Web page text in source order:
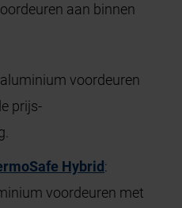
aan binnen
voordeuren
prijs-
Hybrid:
voordeuren met